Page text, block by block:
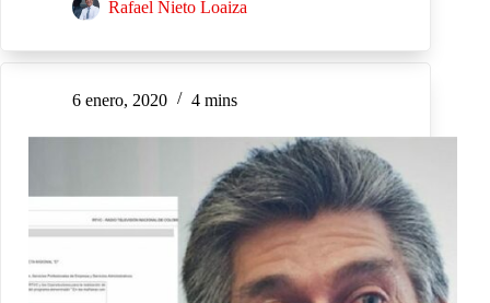
Rafael Nieto Loaiza
6 enero, 2020 4 mins